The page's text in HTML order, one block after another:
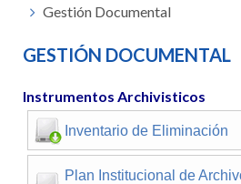
Gestión Documental
GESTIÓN DOCUMENTAL
Instrumentos Archivisticos
Inventario de Eliminación
Plan Institucional de